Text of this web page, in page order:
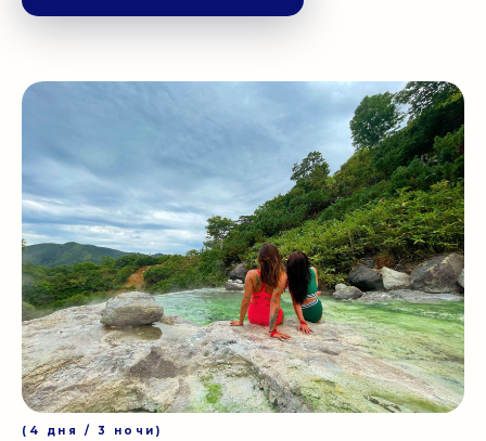
(4 дня / 3 ночи)